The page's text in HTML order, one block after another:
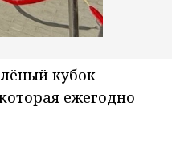
кубок
ежегодно